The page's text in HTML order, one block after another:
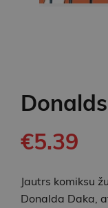
€5.39
Jautrs komiksu
Donalda Daka,